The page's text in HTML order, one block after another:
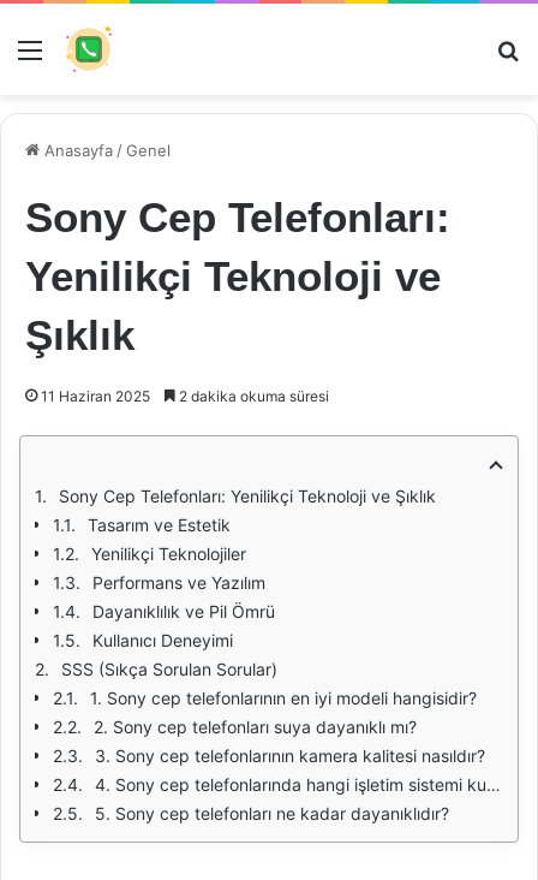
Menü
Anasayfa /Genel
Sony Cep Telefonları:
Yenilikçi Teknoloji ve
Şıklık
11 Haziran 2025 2 dakika okuma süresi
Sony Cep Telefonları: Yenilikçi Teknoloji ve Şıklık
Tasarım ve Estetik
Yenilikçi Teknolojiler
Performans ve Yazılım
Dayanıklılık ve Pil Ömrü
Kullanıcı Deneyimi
SSS (Sıkça Sorulan Sorular)
1. Sony cep telefonlarının en iyi modeli hangisidir?
2. Sony cep telefonları suya dayanıklı mı?
3. Sony cep telefonlarının kamera kalitesi nasıldır?
4. Sony cep telefonlarında hangi işletim sistemi kullanılıyor?
5. Sony cep telefonları ne kadar dayanıklıdır?